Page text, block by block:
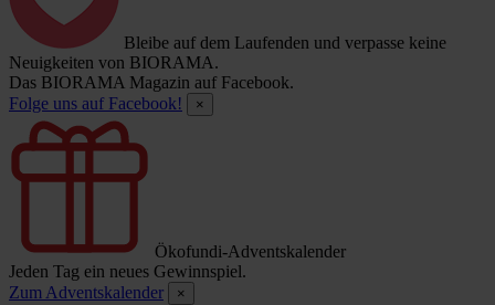
Bleibe auf dem Laufenden und verpasse keine
Neuigkeiten von BIORAMA.
Das BIORAMA Magazin auf Facebook.
Folge uns auf Facebook!
×
Ökofundi-Adventskalender
Jeden Tag ein neues Gewinnspiel.
Zum Adventskalender
×